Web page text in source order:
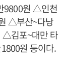
9800원 △인천
△부산~다낭
△김포~대만 타
원 등이다.